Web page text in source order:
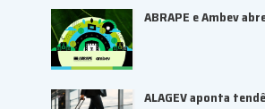
ABRAPE e Ambev
ALAGEV aponta